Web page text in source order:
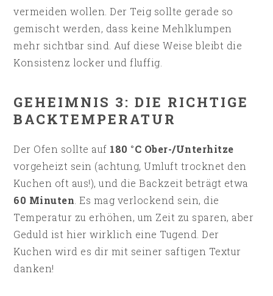
vermeiden wollen. Der Teig sollte gerade so
gemischt werden, dass keine Mehlklumpen
mehr sichtbar sind. Auf diese Weise bleibt die
Konsistenz locker und fluffig.
GEHEIMNIS 3: DIE RICHTIGE
BACKTEMPERATUR
Der Ofen sollte auf 180 °C Ober-/Unterhitze
vorgeheizt sein (achtung, Umluft trocknet den
Kuchen oft aus!), und die Backzeit beträgt etwa
60 Minuten . Es mag verlockend sein, die
Temperatur zu erhöhen, um Zeit zu sparen, aber
Geduld ist hier wirklich eine Tugend. Der
Kuchen wird es dir mit seiner saftigen Textur
danken!